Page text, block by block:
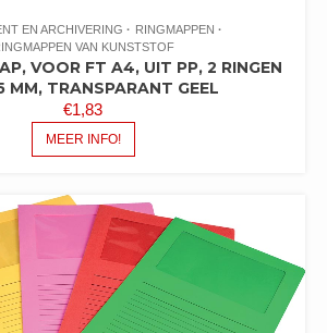
EN ARCHIVERING
RINGMAPPEN
VAN KUNSTSTOF
VOOR FT A4, UIT PP, 2 RINGEN
MM, TRANSPARANT GEEL
€1,83
MEER INFO!